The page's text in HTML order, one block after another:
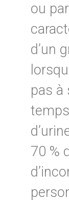
ou
d’un
pas à
70 %